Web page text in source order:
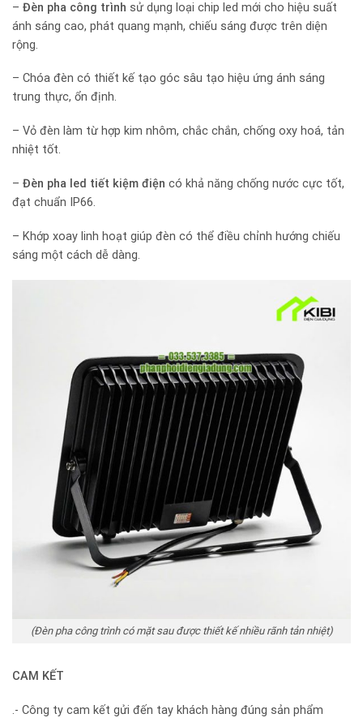
– Đèn pha công trình sử dụng loại chip led mới cho hiệu suất
ánh sáng cao, phát quang mạnh, chiếu sáng được trên diện
rộng.
– Chóa đèn có thiết kế tạo góc sâu tạo hiệu ứng ánh sáng
trung thực, ổn định.
– Vỏ đèn làm từ hợp kim nhôm, chắc chắn, chống oxy hoá, tản
nhiệt tốt.
– Đèn pha led tiết kiệm điện có khả năng chống nước cực tốt,
đạt chuẩn IP66.
– Khớp xoay linh hoạt giúp đèn có thể điều chỉnh hướng chiếu
sáng một cách dễ dàng.
(Đèn pha công trình có mặt sau được thiết kế nhiều rãnh tản nhiệt)
CAM KẾT
.- Công ty cam kết gửi đến tay khách hàng đúng sản phẩm